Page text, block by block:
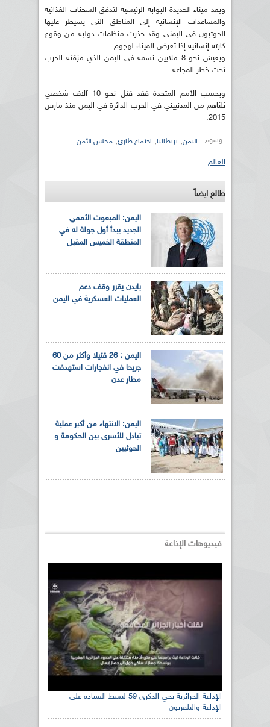
ويعد ميناء الحديدة البوابة الرئيسية لتدفق الشحنات الغذائية
والمساعدات الإنسانية إلى المناطق التي يسيطر عليها
الحوثيون في اليمني وقد حذرت منظمات دولية من وقوع
كارثة إنسانية إذا تعرض الميناء لهجوم.
ويعيش نحو 8 ملايين نسمة في اليمن الذي مزقته الحرب
تحت خطر المجاعة.
وبحسب الأمم المتحدة فقد قتل نحو 10 آلاف شخصي
ثلثاهم من المدنييني في الحرب الدائرة في اليمن منذ مارس
2015.
وسوم: اليمن, بريطانيا, اجتماع طارئ, مجلس الأمن
العالم
طالع ايضاً
اليمن: المبعوث الأممي
الجديد يبدأ أول جولة له في
المنطقة الخميس المقبل
بايدن يقرر وقف دعم
العمليات العسكرية في اليمن
اليمن : 26 قتيلا وأكثر من 60
جريحا في انفجارات استهدفت
مطار عدن
اليمن: الانتهاء من أكبر عملية
تبادل للأسرى بين الحكومة و
الحوثيين
فيديوهات الإذاعة
الإذاعة الجزائرية تحي الذكرى 59 لبسط السيادة على
الإذاعة والتلفزيون